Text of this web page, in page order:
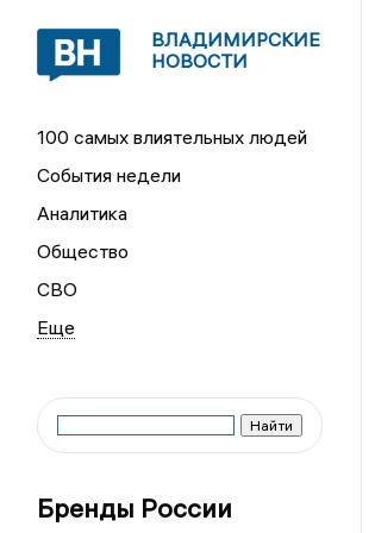
ВЛАДИМИРСКИЕ
НОВОСТИ
100 самых влиятельных людей
События недели
Аналитика
Общество
СВО
Бренды России